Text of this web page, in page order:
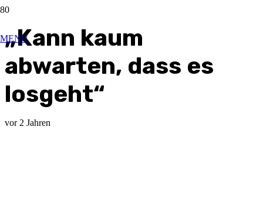
MENU
„Kann kaum
abwarten, dass es
losgeht“
vor 2 Jahren